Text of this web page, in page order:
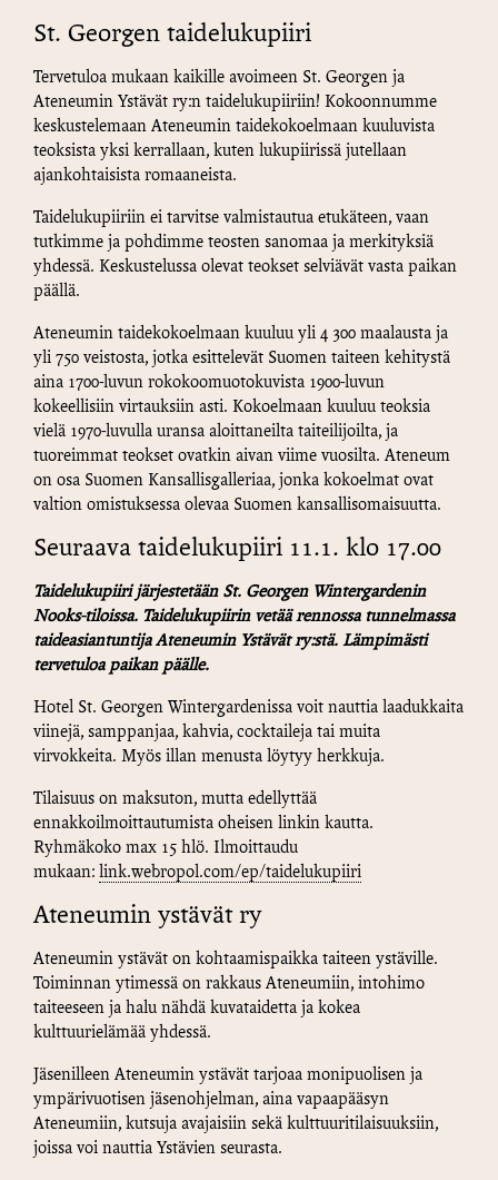
St. Georgen taidelukupiiri
Tervetuloa mukaan kaikille avoimeen St. Georgen ja
Ateneumin Ystävät ry:n taidelukupiiriin! Kokoonnumme
keskustelemaan Ateneumin taidekokoelmaan kuuluvista
teoksista yksi kerrallaan, kuten lukupiirissä jutellaan
ajankohtaisista romaaneista.
Taidelukupiiriin ei tarvitse valmistautua etukäteen, vaan
tutkimme ja pohdimme teosten sanomaa ja merkityksiä
yhdessä. Keskustelussa olevat teokset selviävät vasta paikan
päällä.
Ateneumin taidekokoelmaan kuuluu yli 4 300 maalausta ja
yli 750 veistosta, jotka esittelevät Suomen taiteen kehitystä
aina 1700-luvun rokokoomuotokuvista 1900-luvun
kokeellisiin virtauksiin asti. Kokoelmaan kuuluu teoksia
vielä 1970-luvulla uransa aloittaneilta taiteilijoilta, ja
tuoreimmat teokset ovatkin aivan viime vuosilta. Ateneum
on osa Suomen Kansallisgalleriaa, jonka kokoelmat ovat
valtion omistuksessa olevaa Suomen kansallisomaisuutta.
Seuraava taidelukupiiri 11.1. klo 17.00
Taidelukupiiri järjestetään St. Georgen Wintergardenin
Nooks-tiloissa. Taidelukupiirin vetää rennossa tunnelmassa
taideasiantuntija Ateneumin Ystävät ry:stä. Lämpimästi
tervetuloa paikan päälle.
Hotel St. Georgen Wintergardenissa voit nauttia laadukkaita
viinejä, samppanjaa, kahvia, cocktaileja tai muita
virvokkeita. Myös illan menusta löytyy herkkuja.
Tilaisuus on maksuton, mutta edellyttää
ennakkoilmoittautumista oheisen linkin kautta.
Ryhmäkoko max 15 hlö. Ilmoittaudu
mukaan: link.webropol.com/ep/taidelukupiiri
Ateneumin ystävät ry
Ateneumin ystävät on kohtaamispaikka taiteen ystäville.
Toiminnan ytimessä on rakkaus Ateneumiin, intohimo
taiteeseen ja halu nähdä kuvataidetta ja kokea
kulttuurielämää yhdessä.
Jäsenilleen Ateneumin ystävät tarjoaa monipuolisen ja
ympärivuotisen jäsenohjelman, aina vapaapääsyn
Ateneumiin, kutsuja avajaisiin sekä kulttuuritilaisuuksiin,
joissa voi nauttia Ystävien seurasta.